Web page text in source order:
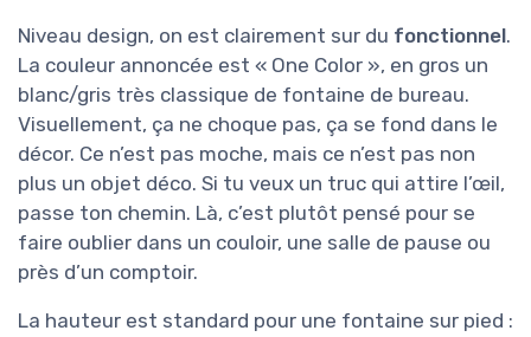
Niveau design, on est clairement sur du fonctionnel.
La couleur annoncée est « One Color », en gros un
blanc/gris très classique de fontaine de bureau.
Visuellement, ça ne choque pas, ça se fond dans le
décor. Ce n’est pas moche, mais ce n’est pas non
plus un objet déco. Si tu veux un truc qui attire l’œil,
passe ton chemin. Là, c’est plutôt pensé pour se
faire oublier dans un couloir, une salle de pause ou
près d’un comptoir.
La hauteur est standard pour une fontaine sur pied :